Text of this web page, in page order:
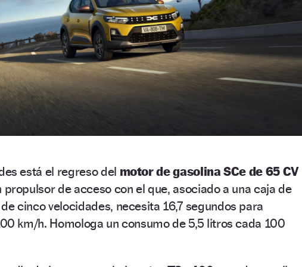
está el regreso del motor de gasolina SCe de 65 CV
propulsor de acceso con el que, asociado a una caja de
cinco velocidades, necesita 16,7 segundos para
km/h. Homologa un consumo de 5,5 litros cada 100